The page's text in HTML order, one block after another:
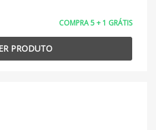
COMPRA 5 + 1 GRÁTIS
PRODUTO